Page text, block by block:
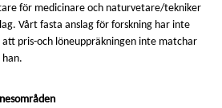
för medicinare och naturvetare/tekniker
Vårt fasta anslag för forskning har inte
pris-och löneuppräkningen inte matchar